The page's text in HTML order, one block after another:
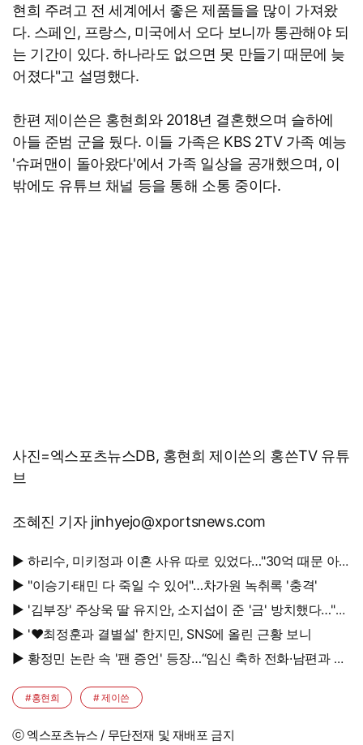
현희 주려고 전 세계에서 좋은 제품들을 많이 가져왔
다. 스페인, 프랑스, 미국에서 오다 보니까 통관해야 되
는 기간이 있다. 하나라도 없으면 못 만들기 때문에 늦
어졌다"고 설명했다.
한편 제이쓴은 홍현희와 2018년 결혼했으며 슬하에
아들 준범 군을 뒀다. 이들 가족은 KBS 2TV 가족 예능
'슈퍼맨이 돌아왔다'에서 가족 일상을 공개했으며, 이
밖에도 유튜브 채널 등을 통해 소통 중이다.
사진=엑스포츠뉴스DB, 홍현희 제이쓴의 홍쓴TV 유튜
브
조혜진 기자 jinhyejo@xportsnews.com
▶ 하리수, 미키정과 이혼 사유 따로 있었다…"30억 때문 아
냐"▶ "이승기·태민 다 죽일 수 있어"…차가원 녹취록 '충격'
▶ '김부장' 주상욱 딸 유지안, 소지섭이 준 '금' 방치했다…"비
누인 줄"
▶ '♥최정훈과 결별설' 한지민, SNS에 올린 근황 보니
▶ 황정민 논란 속 '팬 증언' 등장…“임신 축하 전화·남편과 식
#홍현희 # 제이쓴
ⓒ 엑스포츠뉴스 / 무단전재 및 재배포 금지